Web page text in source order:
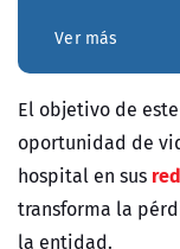
Ver más
El objetivo de
oportunidad de
hospital en sus
transforma la
la entidad.